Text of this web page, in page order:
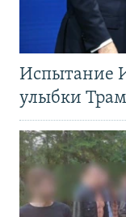
Испытание
улыбки